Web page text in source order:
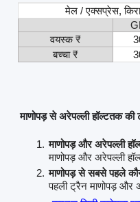
मेल / एक्सप्रेस,
वयस्क ₹
बच्चा ₹
माणोपड़ से अरेपल्ली हॉल्टतक की
माणोपड़ और अरेपल्ली
माणोपड़ और अरेपल्ली
माणोपड़ से सबसे पहले
पहली ट्रैन माणोपड़ और